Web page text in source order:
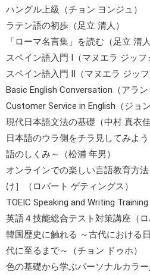
ハングル上級（チョン ヨンジュ）
ラテン語の初歩（足立 清人）
「ローマ名言集」を読む（足立 清人
スペイン語入門 Ⅰ（マヌエラ ジッフ
スペイン語入門 Ⅱ（マヌエラ ジッフ
Basic English Conversation（アラン
Customer Service in English（ジョ
現代日本語文法の基礎（中村 真衣佳
日本語のウラ側をチラ見してみよ
語のしくみ～（松浦 年男）
オンラインでの楽しい言語教育方
け］（ロバート ゲティングス）
TOEIC Speaking and Writing
英語４技能総合テスト対策講座（ロ
韓国歴史に触れる ～古代における
代に至るまで～（チョン ドゥホ）
色の基礎から学ぶパーソナルカラー